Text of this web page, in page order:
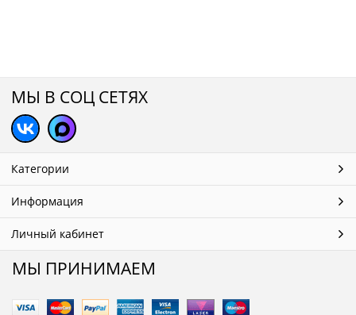
МЫ В СОЦ СЕТЯХ
Категории
Информация
Личный кабинет
МЫ ПРИНИМАЕМ